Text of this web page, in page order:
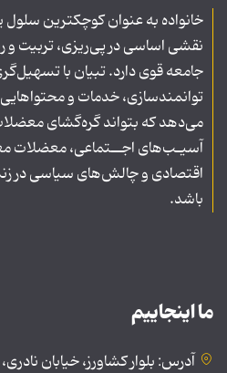
خانواده به عنوان کوچکترین
نقشی اساسی در پی‌ریزی، تربیت
جامعه قوی دارد. تبیان با
توانمندسازی، خدمات و محتواهایی
می‌دهد که بتواند گره‌گشای
آسیـب‌های اجــتماعی، معضلات
اقتصادی و چالش‌های سیاسی در
باشد.
ما اینجاییم
آدرس: بلوار کشاورز، خیابان